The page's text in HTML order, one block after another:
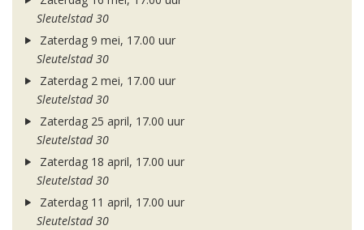
Sleutelstad 30
Zaterdag 9 mei, 17.00 uur
Sleutelstad 30
Zaterdag 2 mei, 17.00 uur
Sleutelstad 30
Zaterdag 25 april, 17.00 uur
Sleutelstad 30
Zaterdag 18 april, 17.00 uur
Sleutelstad 30
Zaterdag 11 april, 17.00 uur
Sleutelstad 30